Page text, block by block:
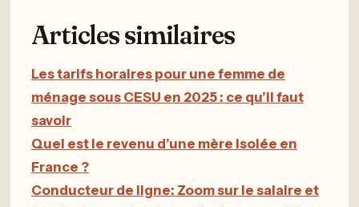
Articles similaires
Les tarifs horaires pour une femme de
ménage sous CESU en 2025 : ce qu’il faut
savoir
Quel est le revenu d’une mère isolée en
France ?
Conducteur de ligne: Zoom sur le salaire et